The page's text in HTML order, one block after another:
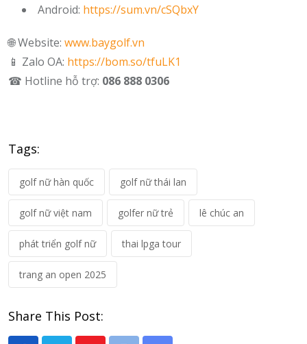
Android: https://sum.vn/cSQbxY
🌐 Website: www.baygolf.vn
📱 Zalo OA: https://bom.so/tfuLK1
☎ Hotline hỗ trợ: 086 888 0306
Tags:
golf nữ hàn quốc golf nữ thái lan
golf nữ việt nam golfer nữ trẻ lê chúc an
phát triển golf nữ thai lpga tour
trang an open 2025
Share This Post: